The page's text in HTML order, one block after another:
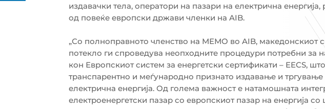
издавачки тела, оператори на пазари на електрична
од повеќе европски држави членки на AIB.
„Со полноправното членство на МЕМО во AIB, македонскиот
потекло ги спроведува неопходните процедури потребни
кон Европскиот систем за енергетски сертификати – EECS,
транспарентно и меѓународно признато издавање и тргување
електрична енергија. Од голема важност е натамошната
електроенергетски пазар со европскиот пазар на енергија